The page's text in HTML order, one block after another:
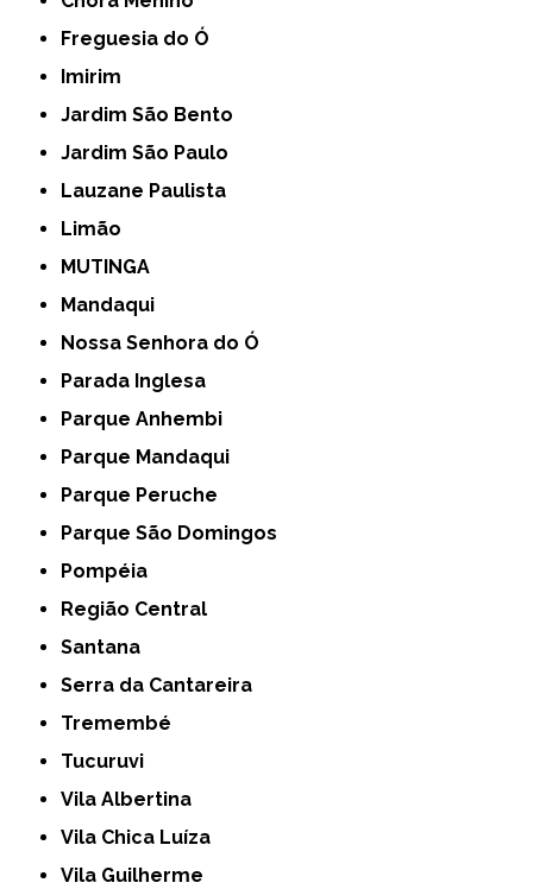
Freguesia do Ó
Imirim
Jardim São Bento
Jardim São Paulo
Lauzane Paulista
Limão
MUTINGA
Mandaqui
Nossa Senhora do Ó
Parada Inglesa
Parque Anhembi
Parque Mandaqui
Parque Peruche
Parque São Domingos
Pompéia
Região Central
Santana
Serra da Cantareira
Tremembé
Tucuruvi
Vila Albertina
Vila Chica Luíza
Vila Guilherme